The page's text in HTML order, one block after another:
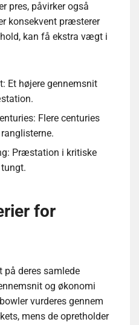
pres, påvirker også
konsekvent præsterer
kan få ekstra vægt i
Et højere gennemsnit
Flere centuries
Præstation i kritiske
for
på deres samlede
og økonomi
vurderes gennem
mens de opretholder